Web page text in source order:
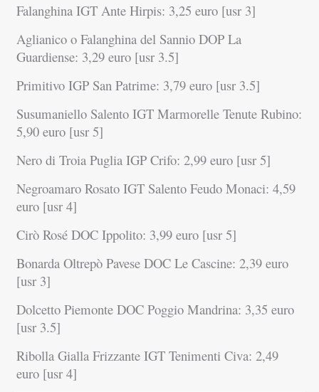
Falanghina IGT Ante Hirpis: 3,25 euro [usr 3]
Aglianico o Falanghina del Sannio DOP La
Guardiense: 3,29 euro [usr 3.5]
Primitivo IGP San Patrime: 3,79 euro [usr 3.5]
Susumaniello Salento IGT Marmorelle Tenute Rubino:
5,90 euro [usr 5]
Nero di Troia Puglia IGP Crifo: 2,99 euro [usr 5]
Negroamaro Rosato IGT Salento Feudo Monaci: 4,59
euro [usr 4]
Cirò Rosé DOC Ippolito: 3,99 euro [usr 5]
Bonarda Oltrepò Pavese DOC Le Cascine: 2,39 euro
[usr 3]
Dolcetto Piemonte DOC Poggio Mandrina: 3,35 euro
[usr 3.5]
Ribolla Gialla Frizzante IGT Tenimenti Civa: 2,49
euro [usr 4]